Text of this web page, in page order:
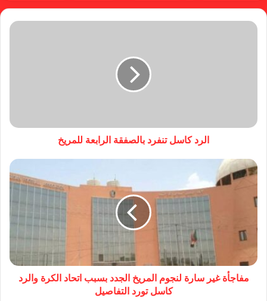
الرد كاسل تنفرد بالصفقة الرابعة للمريخ
مفاجأة غير سارة لنجوم المريخ الجدد بسبب اتحاد الكرة والرد
كاسل تورد التفاصيل